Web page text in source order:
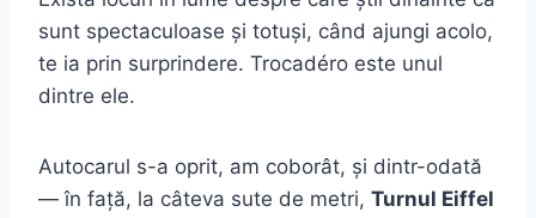
sunt spectaculoase și totuși, când ajungi acolo,
te ia prin surprindere. Trocadéro este unul
dintre ele.
Autocarul s-a oprit, am coborât, și dintr-odată
— în față, la câteva sute de metri, Turnul Eiffel